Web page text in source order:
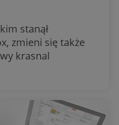
stanął
zmieni się także
krasnal